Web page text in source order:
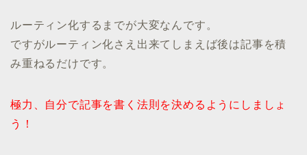
ルーティン化するまでが大変なんです。
ですがルーティン化さえ出来てしまえば後は記事を積
み重ねるだけです。
極力、自分で記事を書く法則を決めるようにしましょ
う！